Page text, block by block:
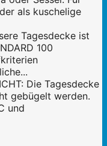
als kuschelige
Tagesdecke ist
100
Die Tagesdecke
gebügelt werden.
und